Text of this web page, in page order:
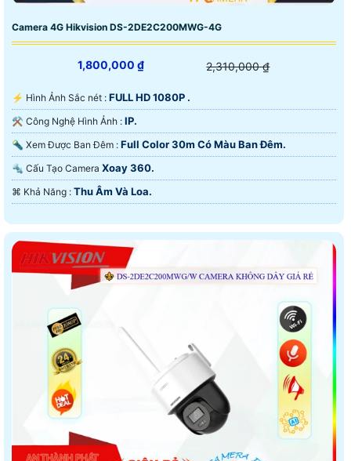
Camera 4G Hikvision DS-2DE2C200MWG-4G
1,800,000 ₫ 2,310,000 ₫
️⚡ Hình Ảnh Sắc nét : FULL HD 1080P .
⚒ Công Nghệ Hình Ảnh : IP.
🔦 Xem Được Ban Đêm : Full Color 30m Có Màu Ban Ðêm.
🔩 Cấu Tạo Camera Xoay 360.
️⌘ Khả Năng : Thu Âm Và Loa.